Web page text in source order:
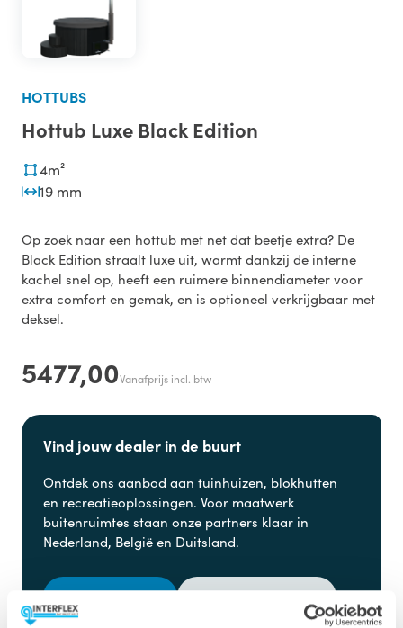
HOTTUBS
Hottub Luxe Black Edition
4m²
19 mm
Op zoek naar een hottub met net dat beetje extra? De
Black Edition straalt luxe uit, warmt dankzij de interne
kachel snel op, heeft een ruimere binnendiameter voor
extra comfort en gemak, en is optioneel verkrijgbaar met
deksel.
5477,00Vanafprijs incl. btw
Vind jouw dealer in de buurt
Ontdek ons aanbod aan tuinhuizen, blokhutten
en recreatieoplossingen. Voor maatwerk
buitenruimtes staan onze partners klaar in
Nederland, België en Duitsland.
Dealer zoeken Advies aanvragen